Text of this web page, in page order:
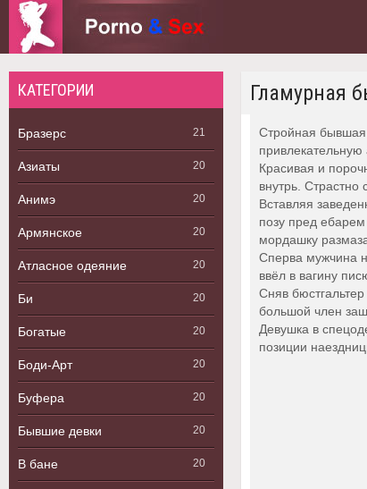
КАТЕГОРИИ
Бразерс 21
Азиаты 20
Анимэ 20
Армянское 20
Атласное одеяние 20
Би 20
Богатые 20
Боди-Арт 20
Буфера 20
Бывшие девки 20
В бане 20
Гламурная
Стройная бывшая
привлекательную
Красивая и
внутрь. Страстно
Вставляя
позу пред
мордашку
Сперва мужчина
ввёл в вагину
Сняв
большой член
Девушка в
позиции